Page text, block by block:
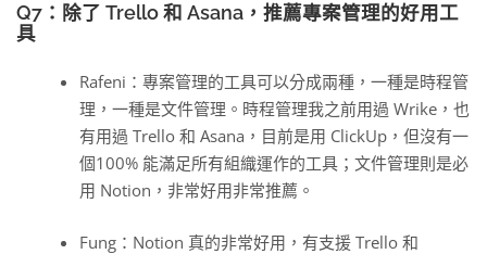
Q7：除了 Trello 和 Asana，推薦專案管理的好用工
具
Rafeni：專案管理的工具可以分成兩種，一種是時程管
理，一種是文件管理。時程管理我之前用過 Wrike，也
有用過 Trello 和 Asana，目前是用 ClickUp，但沒有一
個100% 能滿足所有組織運作的工具；文件管理則是必
用 Notion，非常好用非常推薦。
Fung：Notion 真的非常好用，有支援 Trello 和